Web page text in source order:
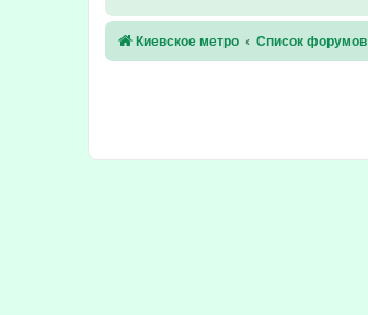
Киевское метро Список форумов